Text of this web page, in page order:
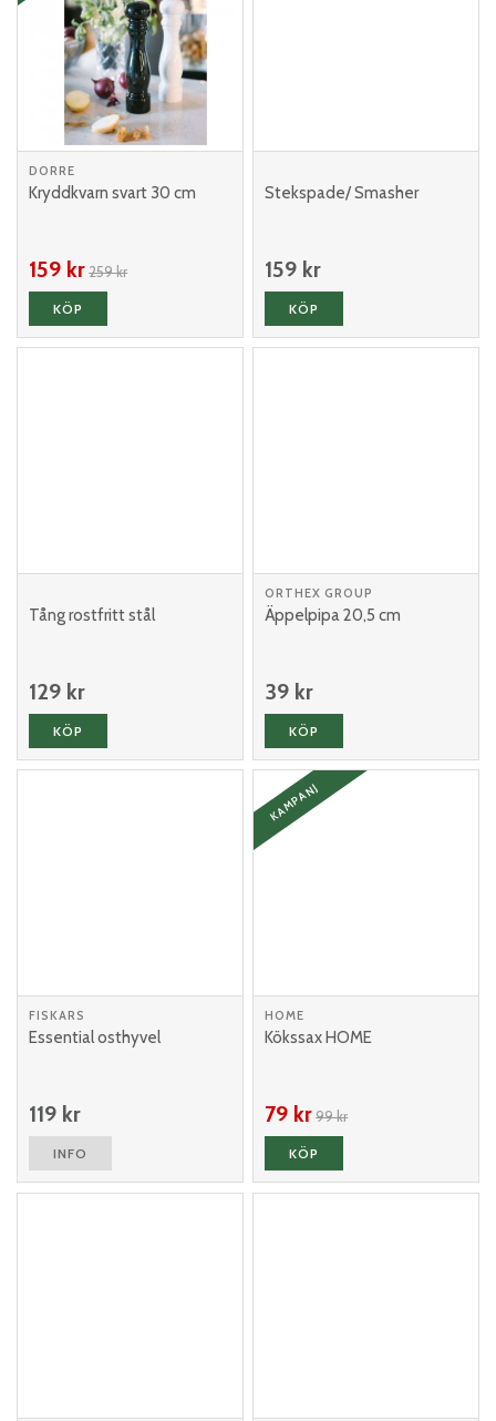
DORRE
Kryddkvarn svart 30 cm
159 kr259 kr
KÖP
Stekspade/ Smasher
159 kr
KÖP
Tång rostfritt stål
129 kr
KÖP
ORTHEX GROUP
Äppelpipa 20,5 cm
39 kr
KÖP
FISKARS
Essential osthyvel
119 kr
INFO
HOME
Kökssax HOME
KAMPANJ
79 kr 99 kr
KÖP